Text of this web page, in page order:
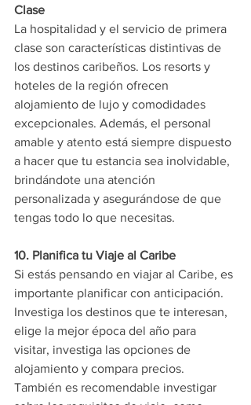
Clase
La hospitalidad y el servicio de primera
clase son características distintivas de
los destinos caribeños. Los resorts y
hoteles de la región ofrecen
alojamiento de lujo y comodidades
excepcionales. Además, el personal
amable y atento está siempre dispuesto
a hacer que tu estancia sea inolvidable,
brindándote una atención
personalizada y asegurándose de que
tengas todo lo que necesitas.
10. Planifica tu Viaje al Caribe
Si estás pensando en viajar al Caribe, es
importante planificar con anticipación.
Investiga los destinos que te interesan,
elige la mejor época del año para
visitar, investiga las opciones de
alojamiento y compara precios.
También es recomendable investigar